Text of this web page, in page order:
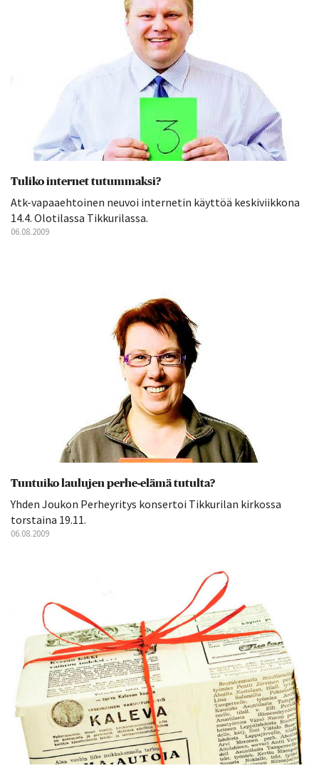
Tuliko internet tutummaksi?
Atk-vapaaehtoinen neuvoi internetin käyttöä keskiviikkona
14.4. Olotilassa Tikkurilassa.
06.08.2009
Tuntuiko laulujen perhe-elämä tutulta?
Yhden Joukon Perheyritys konsertoi Tikkurilan kirkossa
torstaina 19.11.
06.08.2009